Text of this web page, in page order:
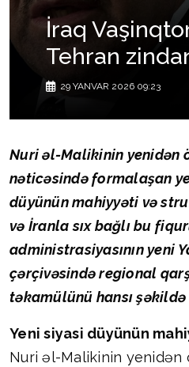
İraq
Tehran
29 YANVAR 2026 09:23
Nuri əl-Malikinin yenidən
nəticəsində formalaşan
düyünün mahiyyəti və
və İranla sıx bağlı bu
administrasiyasının yeni
çərçivəsində regional
təkamülünü hansı
Yeni siyasi düyünün
Nuri əl-Malikinin yenidən